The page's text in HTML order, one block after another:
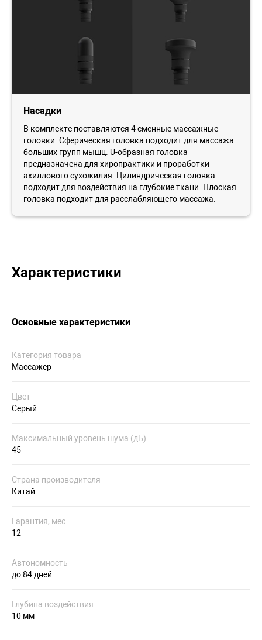
Насадки
В комплекте поставляются 4 сменные массажные
головки. Сферическая головка подходит для массажа
больших групп мышц. U-образная головка
предназначена для хиропрактики и проработки
ахиллового сухожилия. Цилиндрическая головка
подходит для воздействия на глубокие ткани. Плоская
головка подходит для расслабляющего массажа.
Характеристики
Основные характеристики
Категория товара
Массажер
Цвет
Серый
Максимальный уровень шума (дБ)
45
Страна производителя
Китай
Гарантия, мес.
12
Автономность
до 84 дней
Глубина воздействия
10 мм